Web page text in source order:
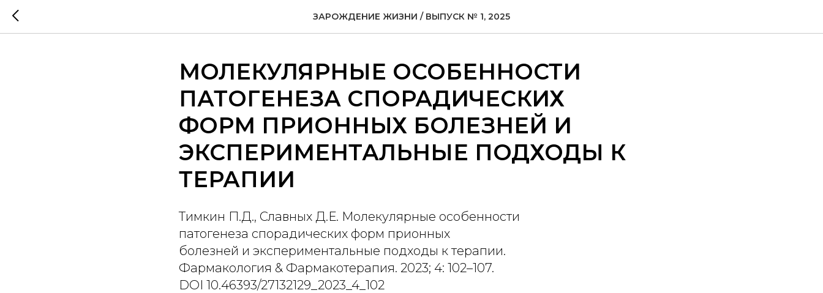
ЗАРОЖДЕНИЕ ЖИЗНИ / ВЫПУСК № 1, 2025
МОЛЕКУЛЯРНЫЕ ОСОБЕННОСТИ
ПАТОГЕНЕЗА СПОРАДИЧЕСКИХ
ФОРМ ПРИОННЫХ БОЛЕЗНЕЙ И
ЭКСПЕРИМЕНТАЛЬНЫЕ ПОДХОДЫ К
ТЕРАПИИ
Тимкин П.Д., Славных Д.Е. Молекулярные особенности
патогенеза спорадических форм прионных
болезней и экспериментальные подходы к терапии.
Фармакология & Фармакотерапия. 2023; 4: 102–107.
DOI 10.46393/27132129_2023_4_102